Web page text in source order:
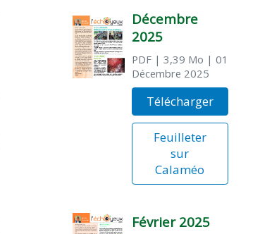
Décembre
2025
PDF| 3,39 Mo | 01
Décembre 2025
Télécharger
Feuilleter
sur
Calaméo
Février 2025